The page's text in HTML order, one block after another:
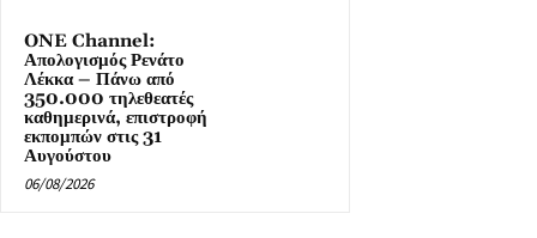
ONE Channel:
Απολογισμός Ρενάτο
Λέκκα – Πάνω από
350.000 τηλεθεατές
καθημερινά, επιστροφή
εκπομπών στις 31
Αυγούστου
06/08/2026